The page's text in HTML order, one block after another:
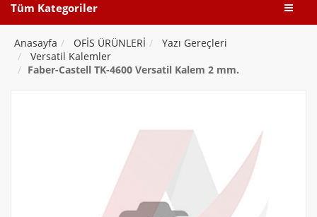
Tüm Kategoriler
Anasayfa OFİS ÜRÜNLERİ
Yazı Gereçleri
Versatil Kalemler
Faber-Castell TK-4600 Versatil Kalem 2 mm.